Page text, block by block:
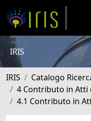
IRIS
IRIS
Catalogo
4 Contributo in Atti
4.1 Contributo in